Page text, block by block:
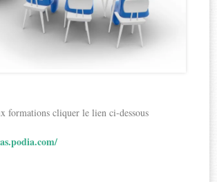
formations cliquer le lien ci-dessous